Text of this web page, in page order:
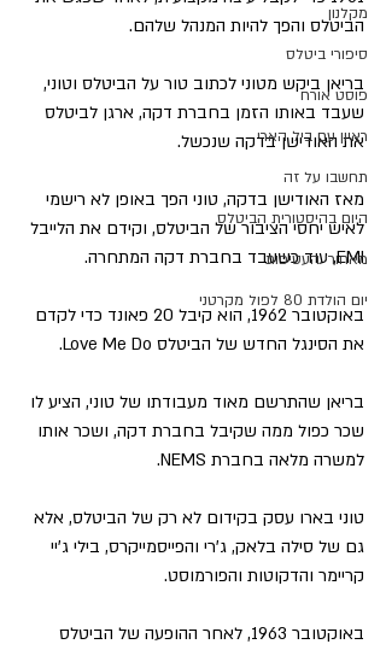
מקלנון
סיפורי ביטלס
פוסט אורח
ראיון עם ביל הארי
תחשבו על זה
היום בהיסטורית הביטלס
מאחורי העטיפות
יום הולדת 80 לפול מקרטני
הביטלס והפך להיות המנהל שלהם.
בריאן ביקש מטוני לכתוב טור על הביטלס וטוני,
שעבד באותו הזמן בחברת דקה, ארגן לביטלס
את האודישן בדקה שנכשל.
מאז האודישן בדקה, טוני הפך באופן לא רישמי
לאיש יחסי הציבור של הביטלס, וקידם את הלייבל
EMI, עוד כשעבד בחברת דקה המתחרה.
באוקטובר 1962, הוא קיבל 20 פאונד כדי לקדם
את הסינגל החדש של הביטלס Love Me Do.
בריאן שהתרשם מאוד מעבודתו של טוני, הציע לו
שכר כפול ממה שקיבל בחברת דקה, ושכר אותו
למשרה מלאה בחברת NEMS.
טוני בארו עסק בקידום לא רק של הביטלס, אלא
גם של סילה בלאק, ג'רי והפייסמייקרס, בילי ג'יי
קריימר והדקוטות והפורמוסט.
באוקטובר 1963, לאחר ההופעה של הביטלס